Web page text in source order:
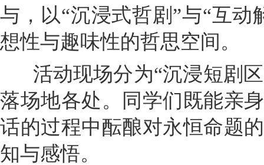
与，以“沉浸式哲剧”与“互
想性与趣味性的哲思空间。
活动现场分为“沉浸短剧
落场地各处。同学们既能亲
话的过程中酝酿对永恒命题
知与感悟。